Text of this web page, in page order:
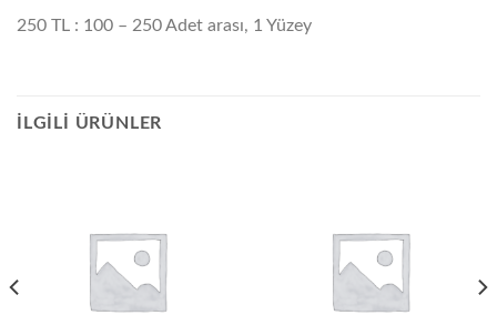
250 TL : 100 – 250 Adet arası, 1 Yüzey
İLGILI ÜRÜNLER